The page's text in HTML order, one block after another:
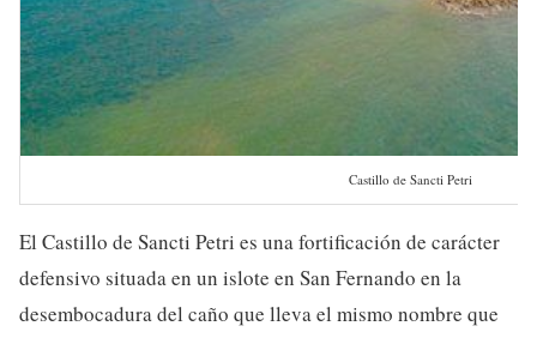
Castillo de Sancti Petri
El Castillo de Sancti Petri es una fortificación de carácter
defensivo situada en un islote en San Fernando en la
desembocadura del caño que lleva el mismo nombre que